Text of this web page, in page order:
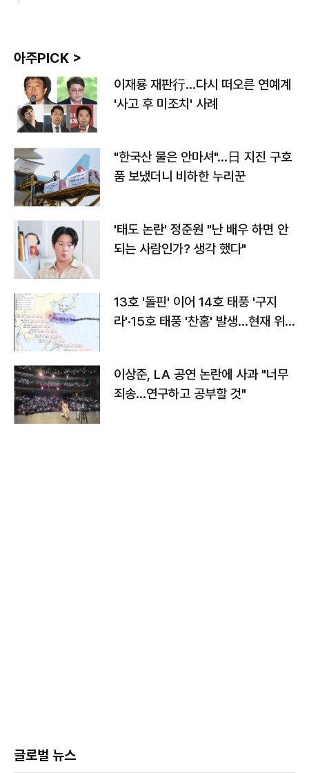
아주PICK >
이재룡 재판行…다시 떠오른 연예계
'사고 후 미조치' 사례
"한국산 물은 안마셔"…日 지진 구호
품 보냈더니 비하한 누리꾼
'태도 논란' 정준원 "난 배우 하면 안
되는 사람인가? 생각 했다"
13호 '돌핀' 이어 14호 태풍 '구지
라'·15호 태풍 '찬홈' 발생…현재 위
이상준, LA 공연 논란에 사과 "너무
죄송…연구하고 공부할 것"
글로벌 뉴스